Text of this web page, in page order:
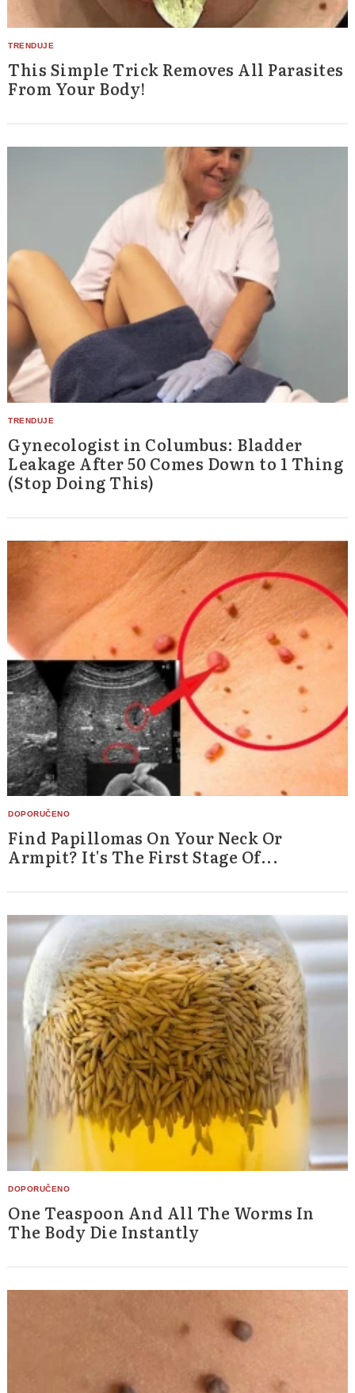
This Simple Trick Removes All Parasites
From Your Body!
Gynecologist in Columbus: Bladder
Leakage After 50 Comes Down to 1 Thing
(Stop Doing This)
Find Papillomas On Your Neck Or
Armpit? It's The First Stage Of...
One Teaspoon And All The Worms In
The Body Die Instantly